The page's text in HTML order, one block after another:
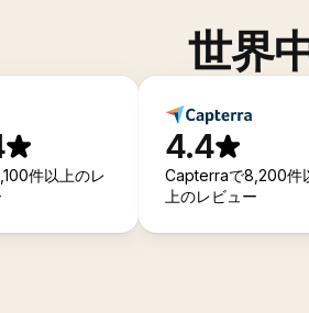
世界
件以上のレ
4.4
Capterraで8,200件
上のレビュー